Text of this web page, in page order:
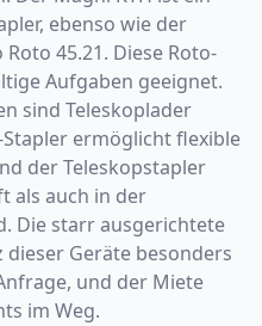
ebenso wie der
45.21. Diese Roto-
Aufgaben geeignet.
sind Teleskoplader
ermöglicht flexible
der Teleskopstapler
als auch in der
Die starr ausgerichtete
dieser Geräte besonders
und der Miete
im Weg.